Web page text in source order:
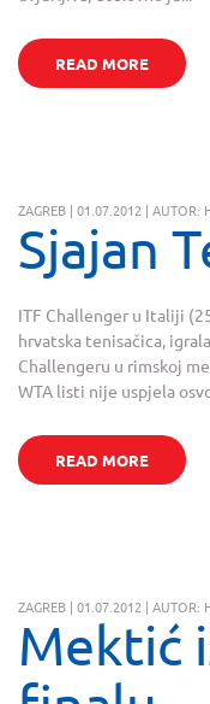
READ MORE
ZAGREB | 01.07.2012 | AUTOR:
Sjajan
ITF Challenger u Italiji
hrvatska tenisačica,
Challengeru u rimskoj
WTA listi nije uspjela
READ MORE
ZAGREB | 01.07.2012 | AUTOR:
Mektić